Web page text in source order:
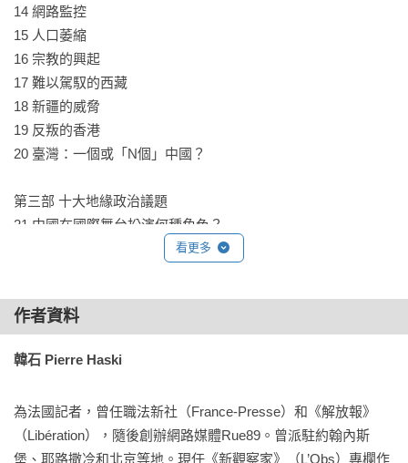
14 網路監控
15 人口萎縮
16 宗教的興起
17 難以駕馭的西藏
18 新疆的威脅
19 反叛的香港
20 臺灣：一個或「N個」中國？
第三部 十大地緣政治議題
21 中國在國際舞台扮演何種角色？
22 中美關係：二十一世紀的核心議題
24 印度—「另一個」亞洲強權
25 中國在非洲的政經布局
27 中亞腹地
29 對原物料的狂熱
30 征服極地的目標
看更多
作者資料
韓石 Pierre Haski
為法國記者，曾任職法新社（France-Presse）和《解放報》
（Libération），隨後創辦網路媒體Rue89。曾派駐約翰內斯
堡、耶路撒冷和北京等地。現任《新觀察家》（L’Obs）專欄作